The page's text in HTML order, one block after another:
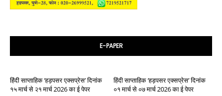
E-PAPER
हिंदी साप्ताहिक ‘हड़पसर एक्सप्रेस’ दिनांक
१५ मार्च से २१ मार्च 2026 का ई पेपर
हिंदी साप्ताहिक ‘हड़पसर एक्सप्रेस’ दिनांक
०१ मार्च से ०७ मार्च 2026 का ई पेपर